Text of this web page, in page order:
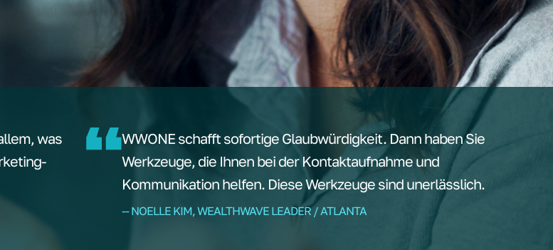
was
WWONE schafft sofortige Glaubwürdigkeit. Dann haben Sie
Werkzeuge, die Ihnen bei der Kontaktaufnahme und
Kommunikation helfen. Diese Werkzeuge sind unerlässlich.
-- NOELLE KIM, WEALTHWAVE LEADER / ATLANTA